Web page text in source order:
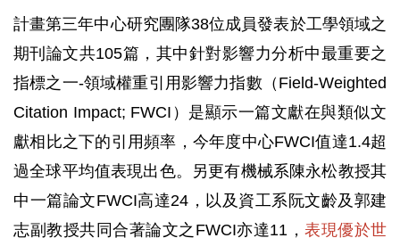
計畫第三年中心研究團隊38位成員發表於工學領域之
期刊論文共105篇，其中針對影響力分析中最重要之
指標之一-領域權重引用影響力指數（Field-Weighted
Citation Impact; FWCI）是顯示一篇文獻在與類似文
獻相比之下的引用頻率，今年度中心FWCI值達1.4超
過全球平均值表現出色。另更有機械系陳永松教授其
中一篇論文FWCI高達24，以及資工系阮文齡及郭建
志副教授共同合著論文之FWCI亦達11， 表現優於世